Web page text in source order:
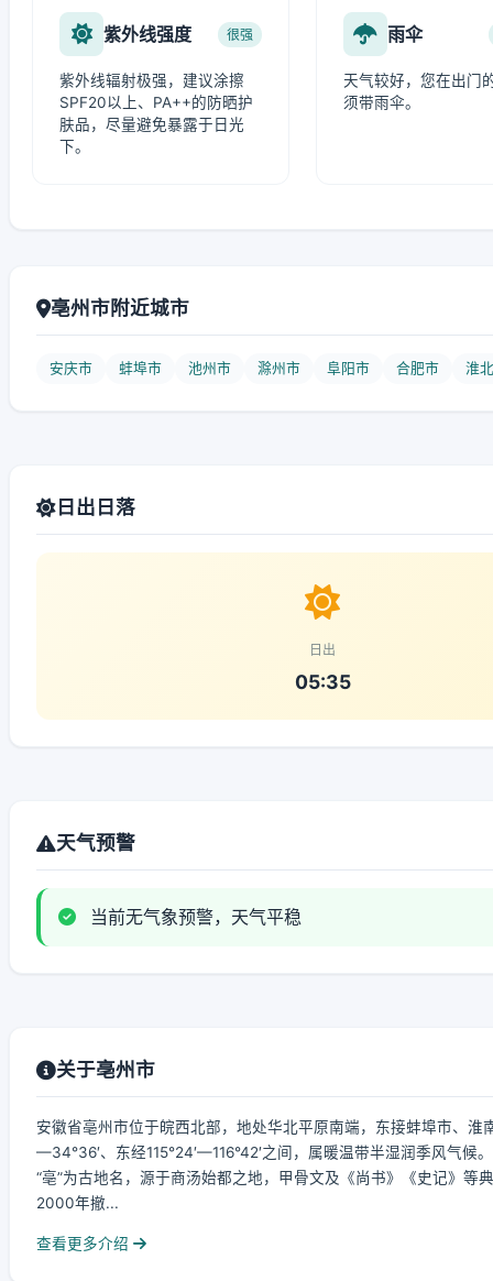
紫外线强度 很强
紫外线辐射极强，建议涂擦
SPF20以上、PA++的防晒护
肤品，尽量避免暴露于日光
下。
雨伞
天气较好，您在出门
须带雨伞。
亳州市附近城市
安庆市 蚌埠市 池州市 滁州市 阜阳市 合肥市 淮
日出日落
日出
05:35
天气预警
当前无气象预警，天气平稳
关于亳州市
安徽省亳州市位于皖西北部，地处华北平原南端，东接蚌埠市、
—34°36′、东经115°24′—116°42′之间，属暖温带半湿润季风气候。
“亳”为古地名，源于商汤始都之地，甲骨文及《尚书》《史记》
2000年撤...
查看更多介绍